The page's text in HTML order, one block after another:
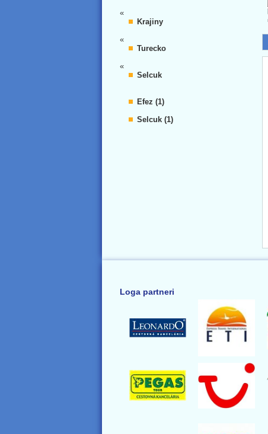
«
Krajiny
«
Turecko
«
Selcuk
Efez (1)
Selcuk (1)
Loga partneri